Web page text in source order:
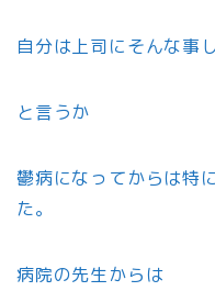
自分は上司にそんな事
と言うか
鬱病になってからは特
た。
病院の先生からは